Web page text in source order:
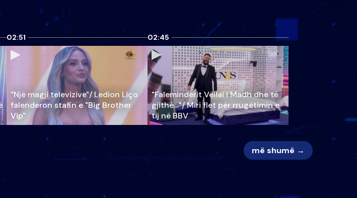
02:51
"Një magji televizive"/ Ledion Liço
falenderon stafin e "Big Brother
Vip"
02:45
"Faleminderit Vëllai i Madh dhe të
gjithë…"/ Miri flet për rrugëtimin e
tij në BBV
më shumë →